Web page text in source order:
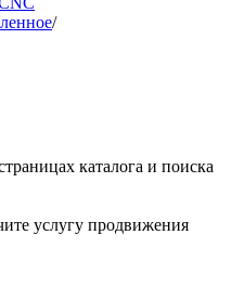
/
каталога и поиска
услугу продвижения